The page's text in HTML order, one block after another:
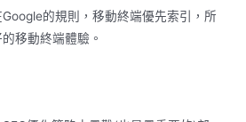
的規則，移動終端優先索引，所
移動終端體驗。